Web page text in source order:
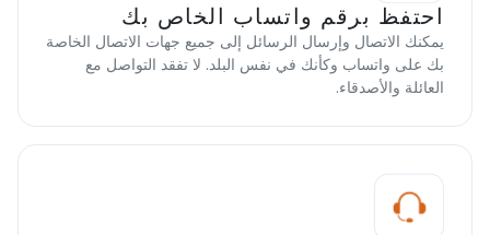
احتفظ برقم واتساب الخاص بك
يمكنك الاتصال وإرسال الرسائل إلى جميع جهات الاتصال الخاصة
بك على واتساب وكأنك في نفس البلد. لا تفقد التواصل مع
العائلة والأصدقاء.